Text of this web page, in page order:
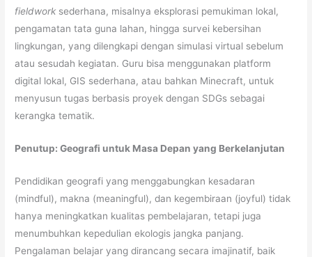
fieldwork sederhana, misalnya eksplorasi pemukiman lokal,
pengamatan tata guna lahan, hingga survei kebersihan
lingkungan, yang dilengkapi dengan simulasi virtual sebelum
atau sesudah kegiatan. Guru bisa menggunakan platform
digital lokal, GIS sederhana, atau bahkan Minecraft, untuk
menyusun tugas berbasis proyek dengan SDGs sebagai
kerangka tematik.
Penutup: Geografi untuk Masa Depan yang Berkelanjutan
Pendidikan geografi yang menggabungkan kesadaran
(mindful), makna (meaningful), dan kegembiraan (joyful) tidak
hanya meningkatkan kualitas pembelajaran, tetapi juga
menumbuhkan kepedulian ekologis jangka panjang.
Pengalaman belajar yang dirancang secara imajinatif, baik